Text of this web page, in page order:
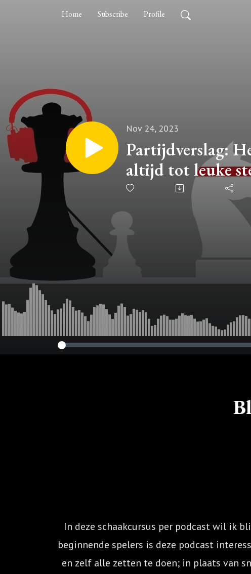
Home Subscribe Profile
Nov 24, 2023
Partijdverslag:
altijd tot leuke
In deze schaakcursus per podcast wil ik
beginnende spelers is deze podcast
en zelf alle zetten te doen; in plaats van